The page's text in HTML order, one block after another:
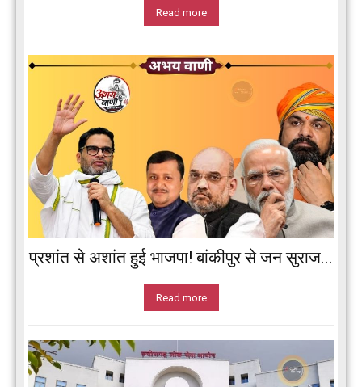
Read more
प्रशांत से अशांत हुई भाजपा! बांकीपुर से जन सुराज...
Read more